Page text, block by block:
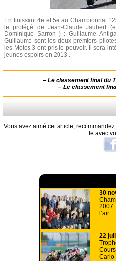
En finissant 4e et 5e au Championnat
le protégé de Jean-Claude Jaubert
Dominique Sarron ) : Guillaume
Guillaume sont les deux premiers
les Motos 3 ont pris le pouvoir. Il sera
jeunes espoirs en 2013 .
– Le classement final du
– Le classement
Vous avez aimé cet article,
le avec
30
2007
l’air
22
Carlo